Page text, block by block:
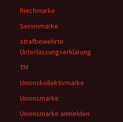
Riechmarke
Serienmarke
strafbewehrte
Unterlassungserklärung
TM
Unionskollektivmarke
Unionsmarke
Unionsmarke anmelden